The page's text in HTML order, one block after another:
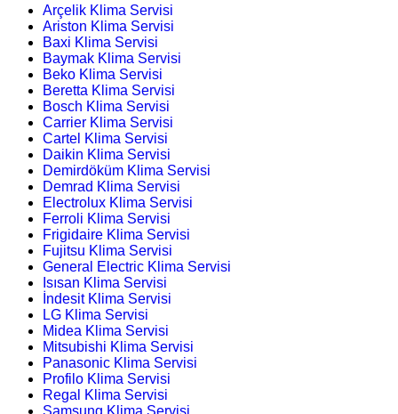
Arçelik Klima Servisi
Ariston Klima Servisi
Baxi Klima Servisi
Baymak Klima Servisi
Beko Klima Servisi
Beretta Klima Servisi
Bosch Klima Servisi
Carrier Klima Servisi
Cartel Klima Servisi
Daikin Klima Servisi
Demirdöküm Klima Servisi
Demrad Klima Servisi
Electrolux Klima Servisi
Ferroli Klima Servisi
Frigidaire Klima Servisi
Fujitsu Klima Servisi
General Electric Klima Servisi
Isısan Klima Servisi
İndesit Klima Servisi
LG Klima Servisi
Midea Klima Servisi
Mitsubishi Klima Servisi
Panasonic Klima Servisi
Profilo Klima Servisi
Regal Klima Servisi